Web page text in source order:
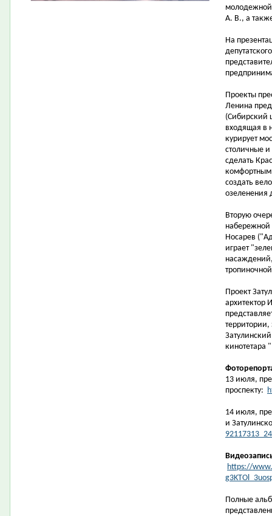
молодежной
А. В., а
На
Проекты
Ленина
(Сибирский
входящая в
курирует
столичные
сделать
создать
озеленения
Вторую
набережной
Носарев
играет
Проект
архитектор
кинотетара
13 июля,
проспекту:
14 июля,
и
https://
Полные